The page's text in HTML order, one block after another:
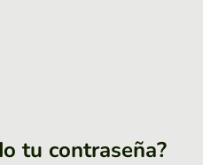
tu contraseña?